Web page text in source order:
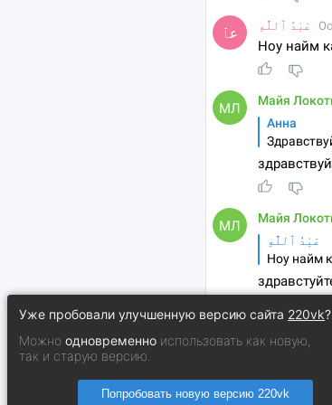
Уже пробовали улучшенную версию сайта 220vk?
Можноодновременно использовать как новую,
так и старую версию.
Попробовать новую версию 220vk
© 2014 − 2026